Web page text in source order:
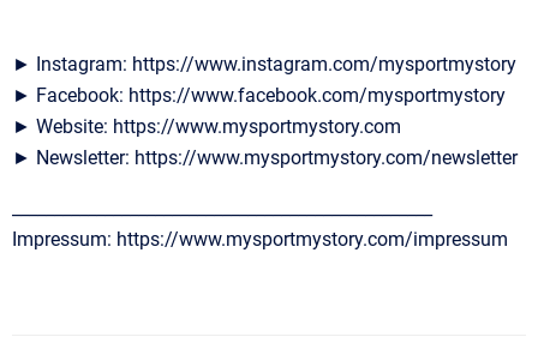
► Instagram: https://www.instagram.com/mysportmystory
► Facebook: https://www.facebook.com/mysportmystory
► Website: https://www.mysportmystory.com
► Newsletter: https://www.mysportmystory.com/newsletter
Impressum: https://www.mysportmystory.com/impressum